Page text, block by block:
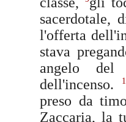
sacerdotale,
l'offerta
stava
angelo del
dell'incenso.
preso da
Zaccaria, la